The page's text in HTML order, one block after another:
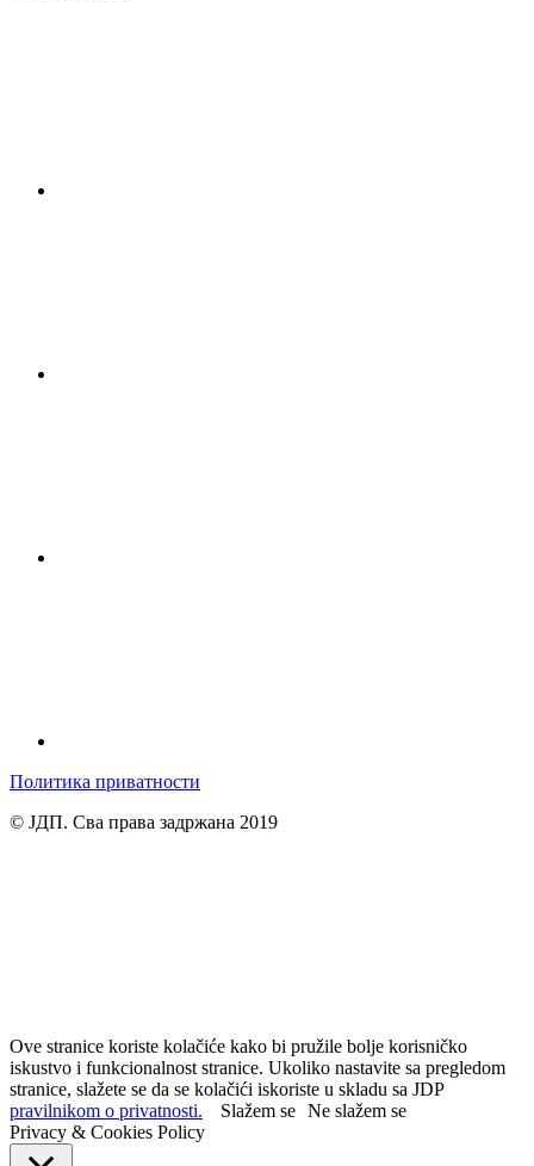
Политика приватности
© ЈДП. Сва права задржана 2019
Ove stranice koriste kolačiće kako bi pružile bolje korisničko
iskustvo i funkcionalnost stranice. Ukoliko nastavite sa pregledom
stranice, slažete se da se kolačići iskoriste u skladu sa JDP
pravilnikom o privatnosti.
Slažem se Ne slažem se
Privacy & Cookies Policy